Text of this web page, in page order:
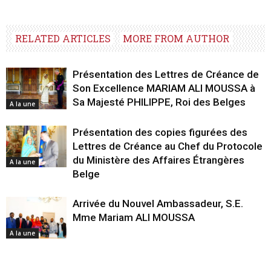
RELATED ARTICLES MORE FROM AUTHOR
A la une
Présentation des Lettres de Créance de
Son Excellence MARIAM ALI MOUSSA à
Sa Majesté PHILIPPE, Roi des Belges
A la une
Présentation des copies figurées des
Lettres de Créance au Chef du Protocole
du Ministère des Affaires Étrangères
Belge
A la une
Arrivée du Nouvel Ambassadeur, S.E.
Mme Mariam ALI MOUSSA